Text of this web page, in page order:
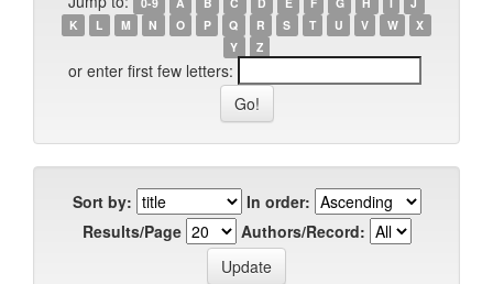
K
L M N O P Q R S T U V W
X
Y
Z
or enter first few letters:
Sort by:
In order:
Results/Page
Authors/Record: